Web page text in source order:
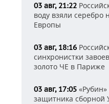
03 авг, 21:22
воду взяли серебро
Европы
03 авг, 18:16
синхронистки
золото ЧЕ в Париже
03 авг, 17:05
защитника сборной